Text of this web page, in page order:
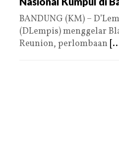
BANDUNG (KM) –
(DLempis) menggelar
Reunion, perlombaan